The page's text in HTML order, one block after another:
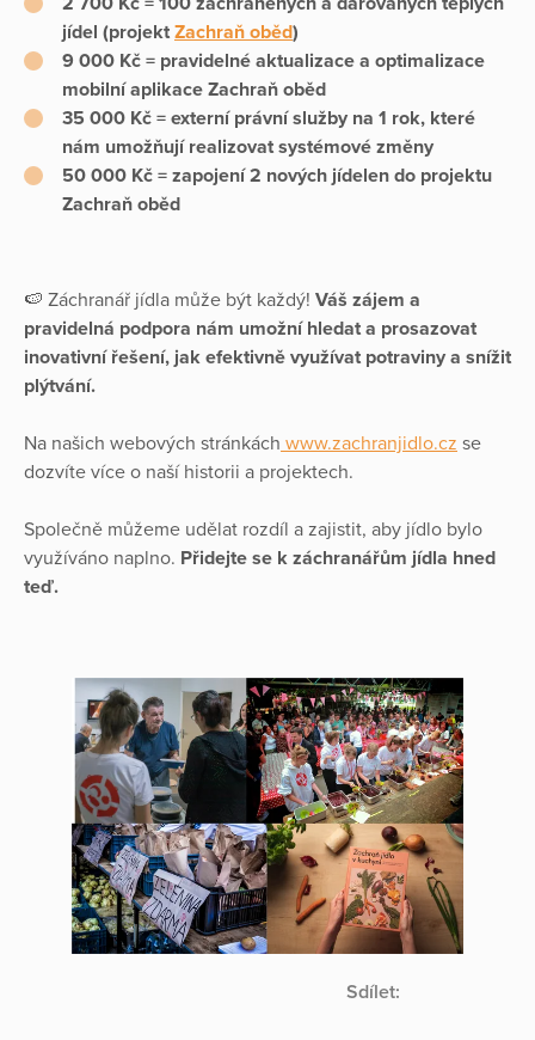
jídel (projekt Zachraň oběd)
9 000 Kč = pravidelné aktualizace a optimalizace
mobilní aplikace Zachraň oběd
35 000 Kč = externí právní služby na 1 rok, které
nám umožňují realizovat systémové změny
50 000 Kč = zapojení 2 nových jídelen do projektu
Zachraň oběd
🍉 Záchranář jídla může být každý! Váš zájem a
pravidelná podpora nám umožní hledat a prosazovat
inovativní řešení, jak efektivně využívat potraviny a snížit
plýtvání.
Na našich webových stránkách www.zachranjidlo.cz se
dozvíte více o naší historii a projektech.
Společně můžeme udělat rozdíl a zajistit, aby jídlo bylo
využíváno naplno. Přidejte se k záchranářům jídla hned
teď.
Sdílet: